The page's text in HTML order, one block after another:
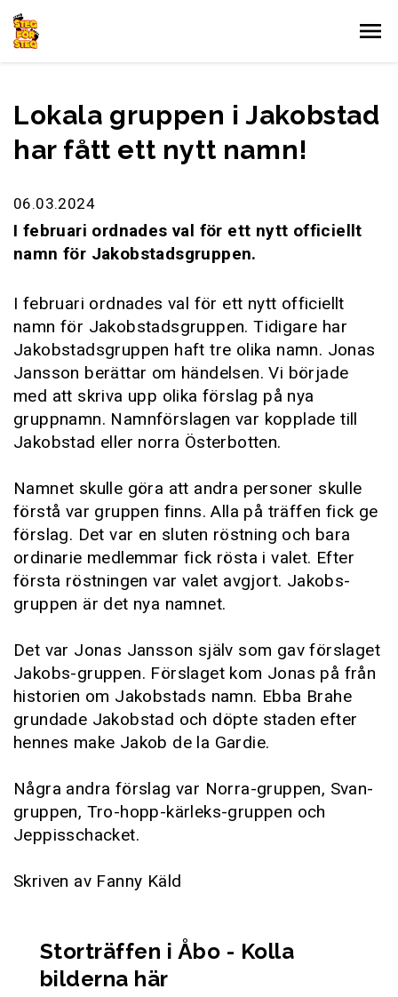
Gå till innehållet
Lokala gruppen i Jakobstad
har fått ett nytt namn!
06.03.2024
I februari ordnades val för ett nytt officiellt
namn för Jakobstadsgruppen.
I februari ordnades val för ett nytt officiellt
namn för Jakobstadsgruppen. Tidigare har
Jakobstadsgruppen haft tre olika namn. Jonas
Jansson berättar om händelsen. Vi började
med att skriva upp olika förslag på nya
gruppnamn. Namnförslagen var kopplade till
Jakobstad eller norra Österbotten.
Namnet skulle göra att andra personer skulle
förstå var gruppen finns. Alla på träffen fick ge
förslag. Det var en sluten röstning och bara
ordinarie medlemmar fick rösta i valet. Efter
första röstningen var valet avgjort. Jakobs-
gruppen är det nya namnet.
Det var Jonas Jansson själv som gav förslaget
Jakobs-gruppen. Förslaget kom Jonas på från
historien om Jakobstads namn. Ebba Brahe
grundade Jakobstad och döpte staden efter
hennes make Jakob de la Gardie.
Några andra förslag var Norra-gruppen, Svan-
gruppen, Tro-hopp-kärleks-gruppen och
Jeppisschacket.
Skriven av Fanny Käld
Storträffen i Åbo - Kolla
bilderna här